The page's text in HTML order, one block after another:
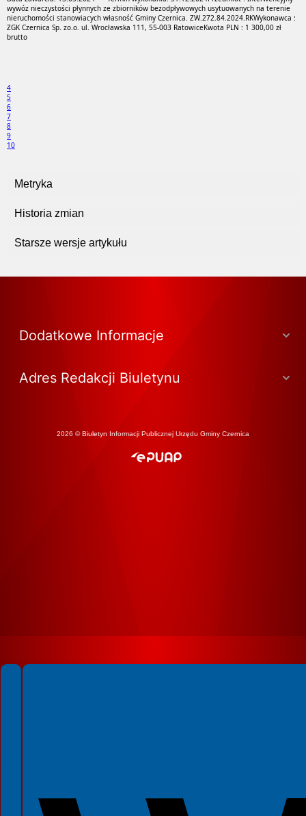
wywóz nieczystości płynnych ze zbiorników bezodpływowych usytuowanych na terenie
nieruchomości stanowiacych własność Gminy Czernica. ZW.272.84.2024.RKWykonawca :
ZGK Czernica Sp. zo.o. ul. Wrocławska 111, 55-003 RatowiceKwota PLN : 1 300,00 zł
brutto
4
5
6
7
8
9
10
Metryka
Historia zmian
Starsze wersje artykułu
Dodatkowe Informacje
Adres Redakcji Biuletynu
2026 © Biuletyn Informacji Publicznej Urzędu Gminy Czernica
Spełniamy standardy WCAG 2.2
Spełniamy standardy W3C